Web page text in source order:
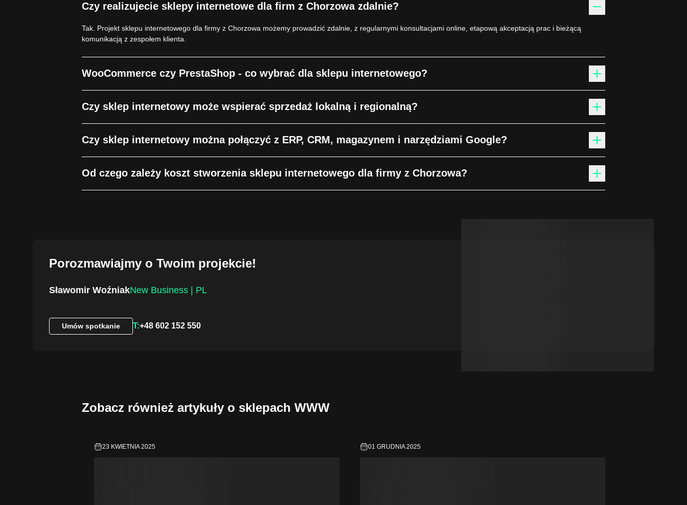
Czy realizujecie sklepy internetowe dla firm z Chorzowa zdalnie?
Tak. Projekt sklepu internetowego dla firmy z Chorzowa możemy prowadzić zdalnie, z regularnymi konsultacjami online, etapową akceptacją prac i bieżącą
komunikacją z zespołem klienta.
WooCommerce czy PrestaShop - co wybrać dla sklepu internetowego?
Czy sklep internetowy może wspierać sprzedaż lokalną i regionalną?
Czy sklep internetowy można połączyć z ERP, CRM, magazynem i narzędziami Google?
Od czego zależy koszt stworzenia sklepu internetowego dla firmy z Chorzowa?
Porozmawiajmy o Twoim projekcie!
Sławomir WoźniakNew Business | PL
Umów spotkanie T:+48 602 152 550
Zobacz również artykuły o sklepach WWW
23 KWIETNIA 2025 01 GRUDNIA 2025